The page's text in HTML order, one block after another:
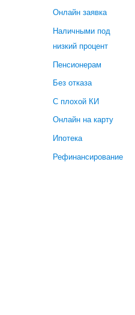
Онлайн заявка
Наличными под
низкий процент
Пенсионерам
Без отказа
С плохой КИ
Онлайн на карту
Ипотека
Рефинансирование